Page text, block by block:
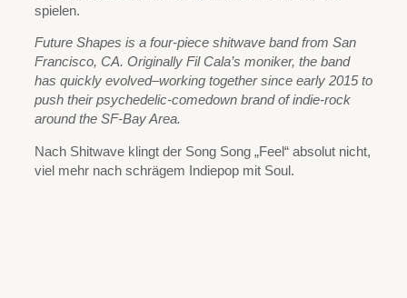
spielen.
Future Shapes is a four-piece shitwave band from San
Francisco, CA. Originally Fil Cala’s moniker, the band
has quickly evolved–working together since early 2015 to
push their psychedelic-comedown brand of indie-rock
around the SF-Bay Area.
Nach Shitwave klingt der Song Song „Feel“ absolut nicht,
viel mehr nach schrägem Indiepop mit Soul.